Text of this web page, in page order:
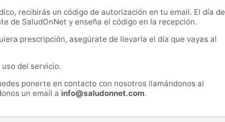
recibirás un código de autorización en tu email. El día de
de SaludOnNet y enseña el código en la recepción.
prescripción, asegúrate de llevarla el día que vayas al
del servicio.
ponerte en contacto con nosotros llamándonos al
un email a info@saludonnet.com.